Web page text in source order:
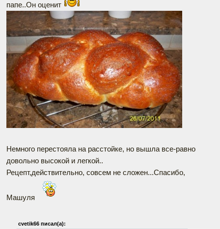
папе..Он оценит
Немного перестояла на расстойке, но вышла все-равно
довольно высокой и легкой..
Рецепт,действительно, совсем не сложен...Спасибо,
Машуля
cvetik66 писал(а):